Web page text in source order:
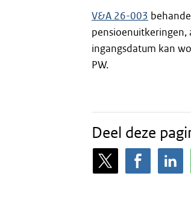
V&A 26-003
pensioenuitkeringen,
ingangsdatum kan
PW.
Deel deze